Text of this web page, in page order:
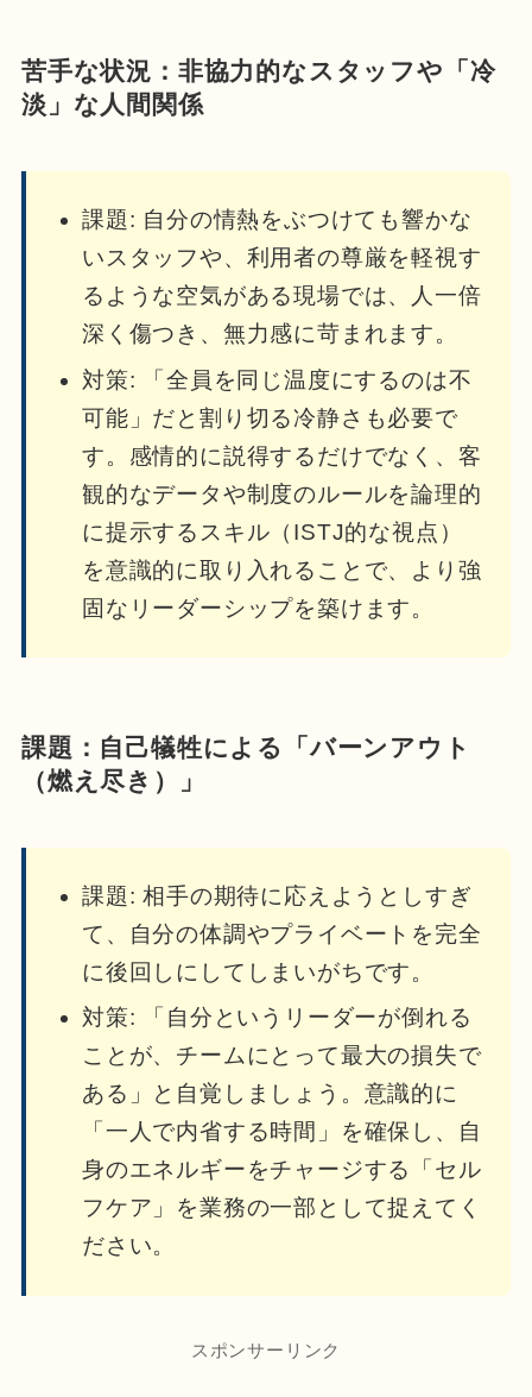
苦手な状況：非協力的なスタッフや「冷
淡」な人間関係
課題: 自分の情熱をぶつけても響かな
いスタッフや、利用者の尊厳を軽視す
るような空気がある現場では、人一倍
深く傷つき、無力感に苛まれます。
対策: 「全員を同じ温度にするのは不
可能」だと割り切る冷静さも必要で
す。感情的に説得するだけでなく、客
観的なデータや制度のルールを論理的
に提示するスキル（ISTJ的な視点）
を意識的に取り入れることで、より強
固なリーダーシップを築けます。
課題：自己犠牲による「バーンアウト
（燃え尽き）」
課題: 相手の期待に応えようとしすぎ
て、自分の体調やプライベートを完全
に後回しにしてしまいがちです。
対策: 「自分というリーダーが倒れる
ことが、チームにとって最大の損失で
ある」と自覚しましょう。意識的に
「一人で内省する時間」を確保し、自
身のエネルギーをチャージする「セル
フケア」を業務の一部として捉えてく
ださい。
スポンサーリンク